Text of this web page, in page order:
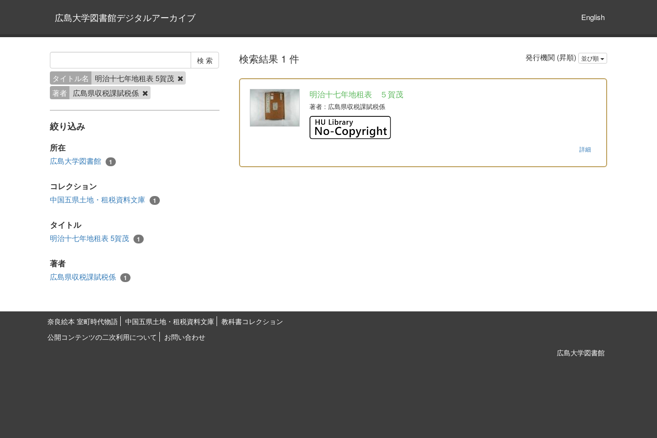
広島大学図書館デジタルアーカイブ English
タイトル名
明治十七年地租表 5賀茂
著者
広島県収税課賦税係
絞り込み
所在
広島大学図書館 1
コレクション
中国五県土地・租税資料文庫 1
タイトル
明治十七年地租表 5賀茂 1
著者
広島県収税課賦税係 1
検索結果 1 件 発行機関 (昇順) 並び順
明治十七年地租表 ５賀茂
著者: 広島県収税課賦税係
詳細
奈良絵本 室町時代物語 中国五県土地・租税資料文庫
教科書コレクション
公開コンテンツの二次利用について
お問い合わせ
広島大学図書館